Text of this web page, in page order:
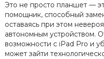
Это не просто планшет —
помощник, способный
оставаясь при этом
автономным устройством.
возможности с iPad Pro и
может зайти